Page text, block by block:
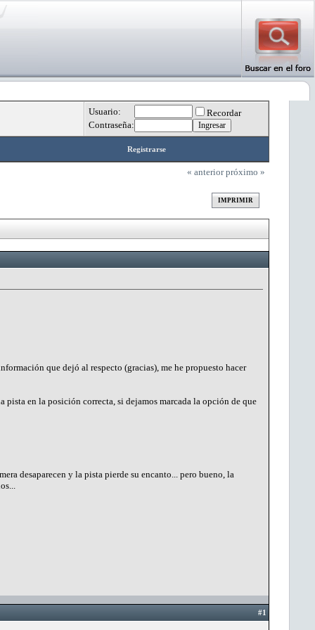
Usuario:
Recordar
Contraseña:
Registrarse
« anterior próximo »
IMPRIMIR
que dejó al respecto (gracias), me he propuesto hacer
en la posición correcta, si dejamos marcada la opción de que
desaparecen y la pista pierde su encanto... pero bueno, la
#1